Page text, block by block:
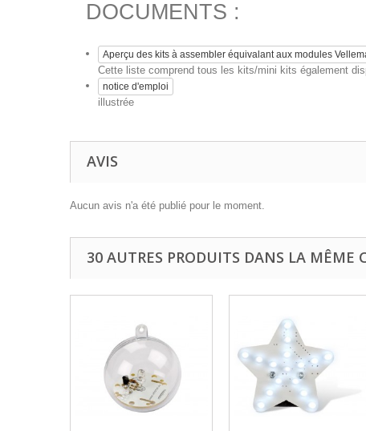
DOCUMENTS :
Aperçu des kits à assembler équivalant aux modules
Cette liste comprend tous les kits/mini kits également
notice d'emploi
illustrée
AVIS
Aucun avis n'a été publié pour le moment.
30 AUTRES PRODUITS DANS LA MÊME